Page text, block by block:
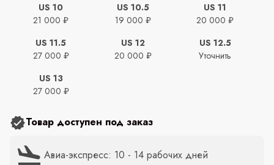
US 10
21 000 ₽
US 10.5
19 000 ₽
US 11
20 000 ₽
US 11.5
27 000 ₽
US 12
20 000 ₽
US 12.5
Уточнить
US 13
27 000 ₽
Товар доступен под заказ
Авиа-экспресс: 10 - 14 рабочих дней